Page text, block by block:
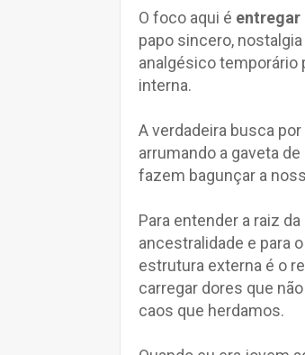
O foco aqui é entregar
papo sincero,
analgésico temporário
interna.
A verdadeira busca por
arrumando a gaveta
fazem bagunçar a
Para entender a raiz
ancestralidade e para
estrutura externa é o
carregar dores que
caos que herdamos.